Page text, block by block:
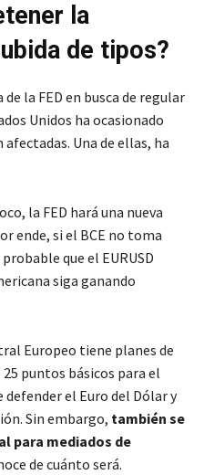
la
de tipos?
la FED en busca de regular
Unidos ha ocasionado
afectadas. Una de ellas, ha
la FED hará una nueva
ende, si el BCE no toma
que el EURUSD
siga ganando
Europeo tiene planes de
puntos básicos para el
el Euro del Dólar y
Sin embargo, también se
para mediados de
de cuánto será.